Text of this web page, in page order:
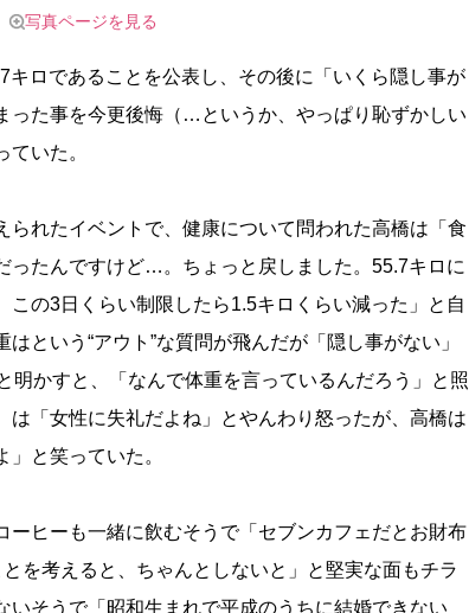
写真ページを見る
ロであることを公表し、その後に「いくら隠し事が
った事を今更後悔（…というか、やっぱり恥ずかしい
いた。
れたイベントで、健康について問われた高橋は「食
ったんですけど…。ちょっと戻しました。55.7キロに
この3日くらい制限したら1.5キロくらい減った」と自
という“アウト”な質問が飛んだが「隠し事がない」
明かすと、「なんで体重を言っているんだろう」と照
は「女性に失礼だよね」とやんわり怒ったが、高橋は
」と笑っていた。
ヒーも一緒に飲むそうで「セブンカフェだとお財布
を考えると、ちゃんとしないと」と堅実な面もチラ
いそうで「昭和生まれで平成のうちに結婚できない